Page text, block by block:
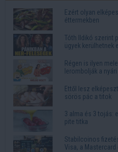
Ezért olyan
éttermekben
Tóth Ildikó szerint
ügyek kerülhetnek
Régen is ilyen
lerombolják a
Ettől lesz
sörös pác a titok
3 alma és 3 tojás:
pite titka
Stabilcoinos
Visa, a